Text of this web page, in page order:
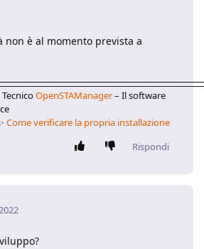
è al momento prevista a
OpenSTAManager– Il software
Come verificare la propria installazione
Rispondi